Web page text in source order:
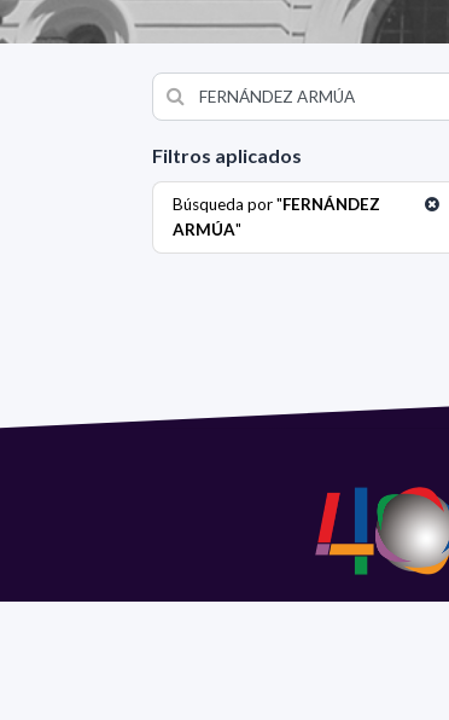
Filtros aplicados
Búsqueda por "FERNÁNDEZ
ARMÚA"